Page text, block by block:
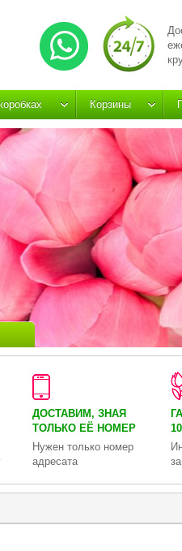
Корзины
ДОСТАВИМ, ЗНАЯ
ТОЛЬКО ЕЁ НОМЕР
Нужен только номер
адресата